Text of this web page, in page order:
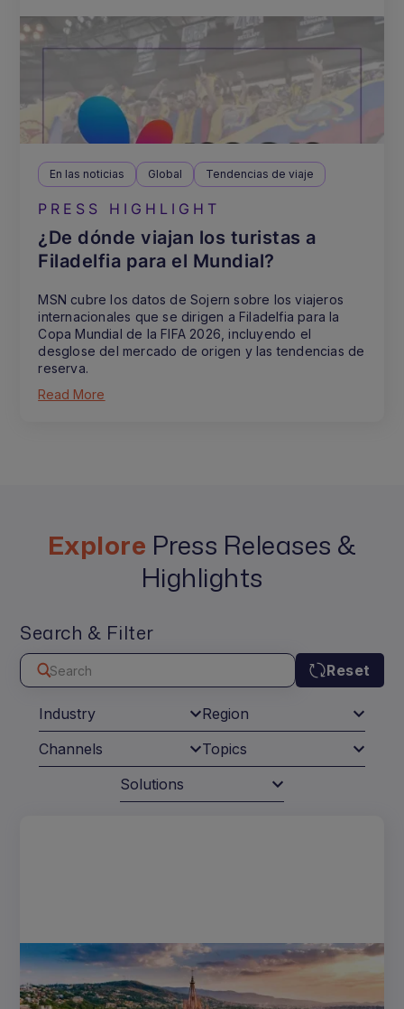
En las noticias Global Tendencias de viaje
PRESS HIGHLIGHT
¿De dónde viajan los turistas a
Filadelfia para el Mundial?
MSN cubre los datos de Sojern sobre los viajeros
internacionales que se dirigen a Filadelfia para la
Copa Mundial de la FIFA 2026, incluyendo el
desglose del mercado de origen y las tendencias de
reserva.
Read More
Explore Press Releases &
Highlights
Search & Filter
Reset
Industry
Region
Channels
Topics
Solutions